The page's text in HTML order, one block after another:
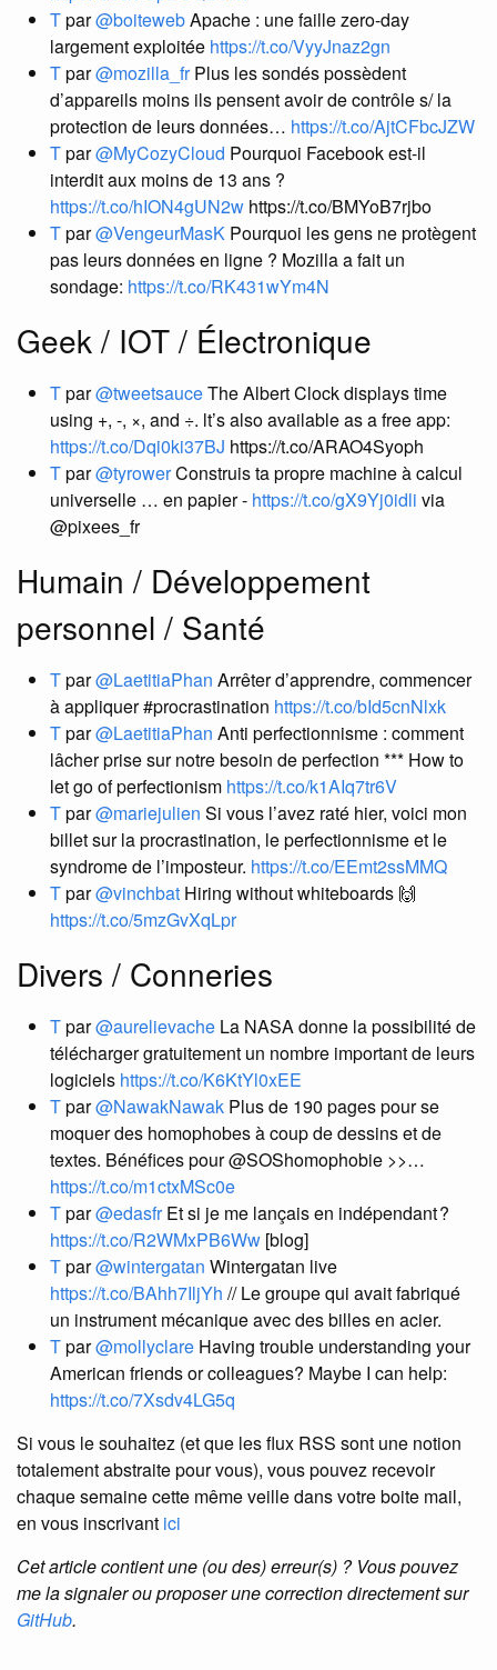
Tpar@boitewebApache : une faille zero-day
largement exploitée https://t.co/VyyJnaz2gn
Tpar@mozilla_frPlus les sondés possèdent
d’appareils moins ils pensent avoir de contrôle s/ la
protection de leurs données… https://t.co/AjtCFbcJZW
Tpar@MyCozyCloud Pourquoi Facebook est-il
interdit aux moins de 13 ans ?
https://t.co/hION4gUN2w https://t.co/BMYoB7rjbo
Tpar@VengeurMasK Pourquoi les gens ne protègent
pas leurs données en ligne ? Mozilla a fait un
sondage: https://t.co/RK431wYm4N
Geek / IOT / Électronique
Tpar@tweetsauceThe Albert Clock displays time
using +, -, ×, and ÷. lt’s also available as a free app:
https://t.co/Dqi0ki37BJ https://t.co/ARAO4Syoph
Tpar@tyrowerConstruis ta propre machine à calcul
universelle … en papier - https://t.co/gX9Yj0idli via
@pixees_fr
Humain / Développement
personnel / Santé
Tpar@LaetitiaPhan Arrêter d’apprendre, commencer
à appliquer #procrastination https://t.co/bId5cnNlxk
Tpar@LaetitiaPhan Anti perfectionnisme : comment
lâcher prise sur notre besoin de perfection *** How to
let go of perfectionism https://t.co/k1AIq7tr6V
Tpar@mariejulien Si vous l’avez raté hier, voici mon
billet sur la procrastination, le perfectionnisme et le
syndrome de l’imposteur. https://t.co/EEmt2ssMMQ
Tpar@vinchbat Hiring without whiteboards 🙌
https://t.co/5mzGvXqLpr
Divers / Conneries
Tpar@aurelievache La NASA donne la possibilité de
télécharger gratuitement un nombre important de leurs
logiciels https://t.co/K6KtYl0xEE
Tpar@NawakNawak Plus de 190 pages pour se
moquer des homophobes à coup de dessins et de
textes. Bénéfices pour @SOShomophobie >>…
https://t.co/m1ctxMSc0e
Tpar@edasfrEt si je me lançais en indépendant ?
https://t.co/R2WMxPB6Ww [blog]
Tpar@wintergatan Wintergatan live
https://t.co/BAhh7IljYh // Le groupe qui avait fabriqué
un instrument mécanique avec des billes en acier.
Tpar@mollyclare Having trouble understanding your
American friends or colleagues? Maybe I can help:
https://t.co/7Xsdv4LG5q
Si vous le souhaitez (et que les flux RSS sont une notion
totalement abstraite pour vous), vous pouvez recevoir
chaque semaine cette même veille dans votre boite mail,
en vous inscrivant ici
Cet article contient une (ou des) erreur(s) ? Vous pouvez
me la signaler ou proposer une correction directement sur
GitHub.